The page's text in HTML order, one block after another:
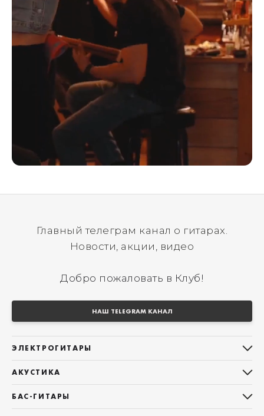
Главный телеграм канал о гитарах.
Новости, акции, видео
Добро пожаловать в Клуб!
НАШ TELEGRAM КАНАЛ
ЭЛЕКТРОГИТАРЫ
Telecaster
Les Paul
АКУСТИКА
БАС-ГИТАРЫ